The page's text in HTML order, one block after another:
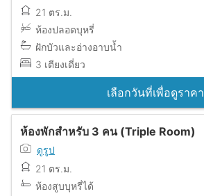
21 ตร.ม.
ห้องปลอดบุหรี่
ฝักบัวและอ่างอาบน้ำ
3 เตียงเดี่ยว
เลือกวันที่เพื่อดูราคา
ห้องพักสำหรับ 3 คน (Triple Room)
ดูรูป
21 ตร.ม.
ห้องสูบบุหรี่ได้